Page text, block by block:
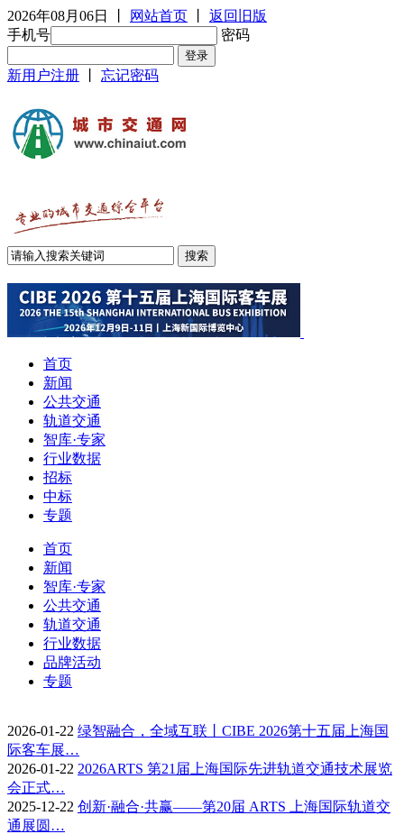
2026年08月06日 网站首页
返回旧版
手机号
密码
新用户注册 忘记密码
首页
新闻
公共交通
轨道交通
智库·专家
行业数据
招标
中标
专题
首页
新闻
智库·专家
公共交通
轨道交通
行业数据
品牌活动
专题
2026-01-22 绿智融合，全域互联丨CIBE 2026第十五届上海国
际客车展…
2026-01-22 2026ARTS 第21届上海国际先进轨道交通技术展览
会正式…
2025-12-22 创新·融合·共赢——第20届 ARTS 上海国际轨道交
通展圆…